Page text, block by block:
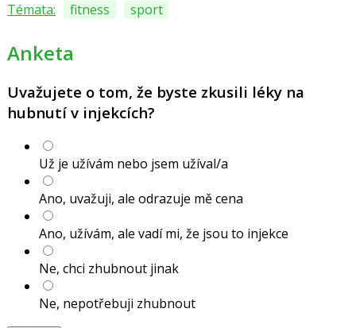
Témata:
fitness sport
Anketa
Uvažujete o tom, že byste zkusili léky na
hubnutí v injekcích?
Už je užívám nebo jsem užíval/a
Ano, uvažuji, ale odrazuje mě cena
Ano, užívám, ale vadí mi, že jsou to injekce
Ne, chci zhubnout jinak
Ne, nepotřebuji zhubnout